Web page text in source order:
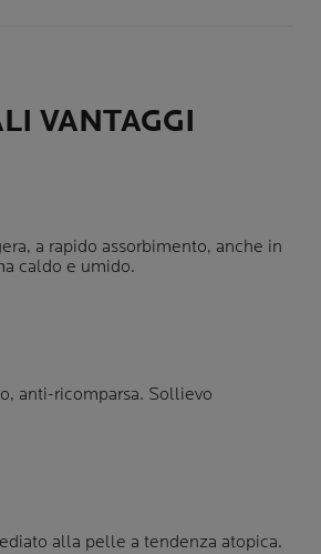
VANTAGGI
a rapido assorbimento, anche in
caldo e umido.
anti-ricomparsa. Sollievo
alla pelle a tendenza atopica.